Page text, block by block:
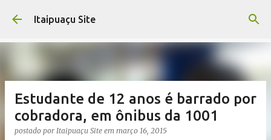
Pular para o conteúdo principal
Itaipuaçu Site
Estudante de 12 anos é barrado por
cobradora, em ônibus da 1001
postado por Itaipuaçu Site em março 16, 2015